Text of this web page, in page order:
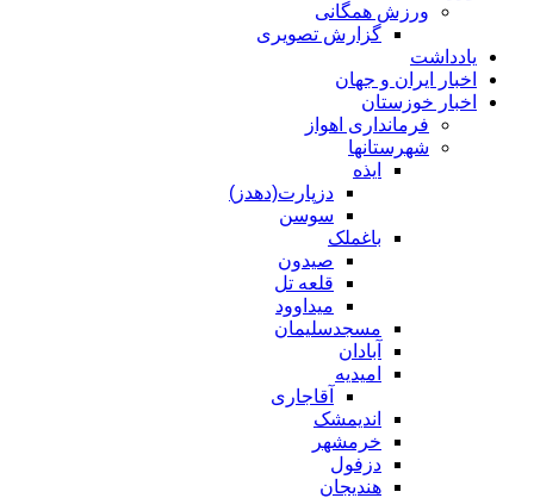
ورزش همگانی
گزارش تصویری
یادداشت
اخبار ایران و جهان
اخبار خوزستان
فرمانداری اهواز
شهرستانها
ایذه
دزپارت(دهدز)
سوسن
باغملک
صیدون
قلعه تل
میداوود
مسجدسلیمان
آبادان
امیدیه
آقاجاری
اندیمشک
خرمشهر
دزفول
هندیجان